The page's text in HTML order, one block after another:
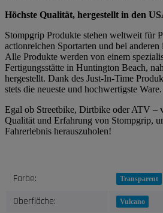
Höchste Qualität, hergestellt in den
Stompgrip Produkte stehen weltweit für
actionreichen Sportarten und bei
Alle Produkte werden von einem
Fertigungsstätte in Huntington Beach,
hergestellt. Dank des Just-In-Time
stets die neueste und hochwertigste Ware.
Egal ob Streetbike, Dirtbike oder ATV –
Qualität und Erfahrung von Stompgrip,
Fahrerlebnis herauszuholen!
Produkteigenschaft
Wert
Farbe: Transparent
Oberfläche: Vulcano